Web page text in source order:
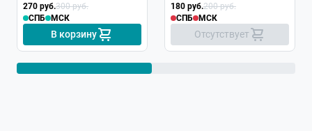
270 руб.300 руб.
СПБ
МСК
В корзину
180 руб.200 руб.
СПБ
МСК
Отсутствует